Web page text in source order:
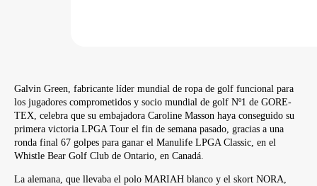
Galvin Green, fabricante líder mundial de ropa de golf funcional para
los jugadores comprometidos y socio mundial de golf Nº1 de GORE-
TEX, celebra que su embajadora Caroline Masson haya conseguido su
primera victoria LPGA Tour el fin de semana pasado, gracias a una
ronda final 67 golpes para ganar el Manulife LPGA Classic, en el
Whistle Bear Golf Club de Ontario, en Canadá.
La alemana, que llevaba el polo MARIAH blanco y el skort NORA,